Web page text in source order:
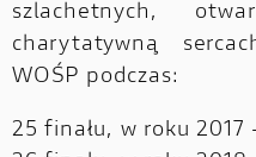
szlachetnych,
charytatywną
WOŚP podczas:
25 finału, w roku 2017